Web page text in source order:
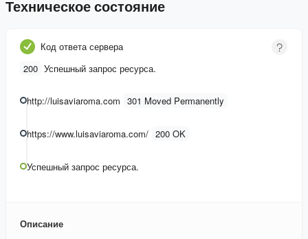
Техническое состояние
Код ответа сервера
200 Успешный запрос ресурса.
http://luisaviaroma.com 301 Moved Permanently
https://www.luisaviaroma.com/ 200 OK
Успешный запрос ресурса.
Описание